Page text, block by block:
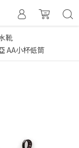
靴
AA小杯低筒